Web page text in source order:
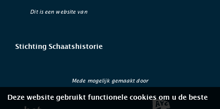
Dit is een website van
Stichting Schaatshistorie
Mede mogelijk gemaakt door
Deze website gebruikt functionele cookies om u de beste